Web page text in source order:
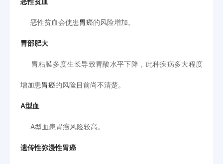
恶性贫血会使患胃癌的风险增加。
胃部肥大
胃粘膜多度生长导致胃酸水平下降，此种疾病多大程度
增加患胃癌的风险目前尚不清楚。
A型血
A型血患胃癌风险较高。
遗传性弥漫性胃癌